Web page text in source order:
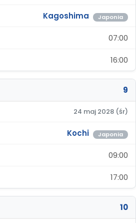
Kagoshima Japonia
07:00
16:00
9
24 maj 2028 (śr)
Kochi Japonia
09:00
17:00
10